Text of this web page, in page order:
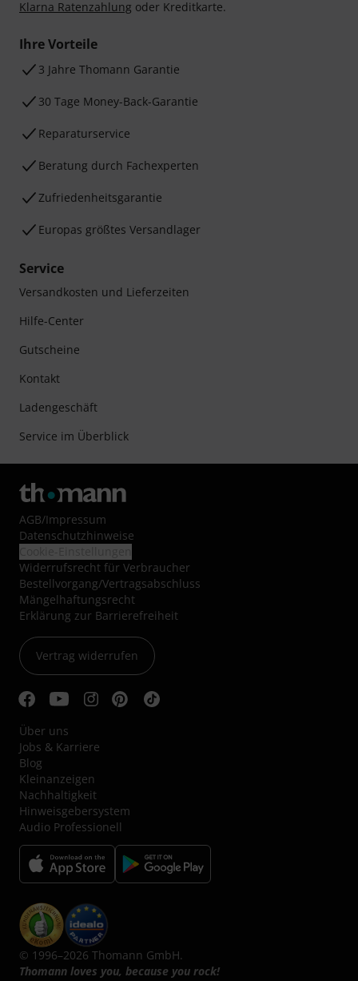
Klarna Ratenzahlung oder Kreditkarte.
Ihre Vorteile
3 Jahre Thomann Garantie
30 Tage Money-Back-Garantie
Reparaturservice
Beratung durch Fachexperten
Zufriedenheitsgarantie
Europas größtes Versandlager
Service
Versandkosten und Lieferzeiten
Hilfe-Center
Gutscheine
Kontakt
Ladengeschäft
Service im Überblick
AGB/Impressum
Datenschutzhinweise
Widerrufsrecht für Verbraucher
Bestellvorgang/Vertragsabschluss
Mängelhaftungsrecht
Erklärung zur Barrierefreiheit
Vertrag widerrufen
Über uns
Jobs & Karriere
Blog
Kleinanzeigen
Nachhaltigkeit
Hinweisgebersystem
Audio Professionell
© 1996–2026 Thomann GmbH.
Thomann loves you, because you rock!